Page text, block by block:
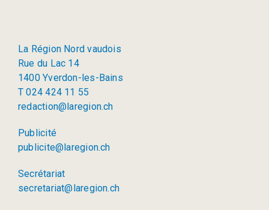
La Région Nord vaudois
Rue du Lac 14
1400 Yverdon-les-Bains
T 024 424 11 55
redaction@laregion.ch
Publicité
publicite@laregion.ch
Secrétariat
secretariat@laregion.ch